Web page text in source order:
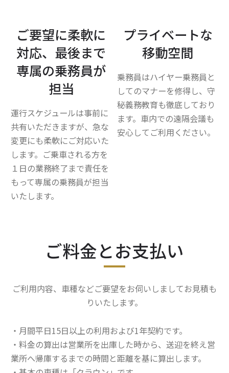
ご要望に柔軟に
対応、最後まで
専属の乗務員が
担当
運行スケジュールは事前に
共有いただきますが、急な
変更にも柔軟にご対応いた
します。ご乗車される方を
１日の業務終了まで責任を
もって専属の乗務員が担当
いたします。
プライベートな
移動空間
乗務員はハイヤー乗務員と
してのマナーを修得し、守
秘義務教育も徹底しており
ます。車内での遠隔会議も
安心してご利用ください。
ご料金とお支払い
ご利用内容、車種などご要望をお伺いしましてお見積も
りいたします。
・月間平日15日以上の利用および1年契約です。
・料金の算出は営業所を出庫した時から、送迎を終え営
業所へ帰庫するまでの時間と距離を基に算出します。